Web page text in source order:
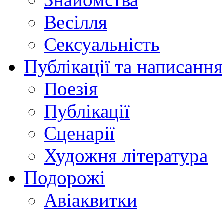
Весілля
Сексуальність
Публікації та
Поезія
Публікації
Сценарії
Художня література
Подорожі
Авіаквитки